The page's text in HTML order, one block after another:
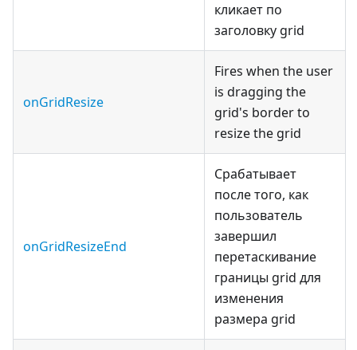
кликает по
заголовку grid
onGridResize
Fires when the user
is dragging the
grid's border to
resize the grid
onGridResizeEnd
Срабатывает
после того, как
пользователь
завершил
перетаскивание
границы grid для
изменения
размера grid